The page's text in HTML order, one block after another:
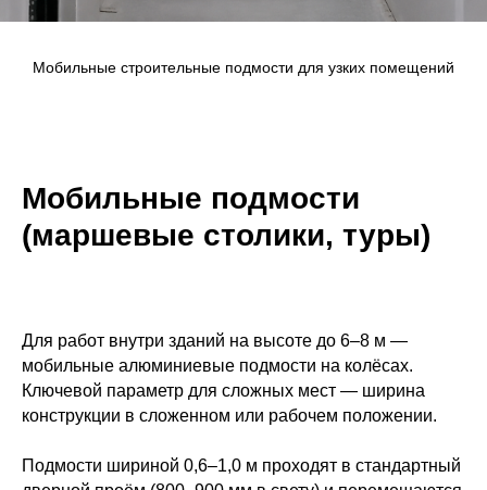
Мобильные строительные подмости для узких помещений
Мобильные подмости
(маршевые столики, туры)
Для работ внутри зданий на высоте до 6–8 м —
мобильные алюминиевые подмости на колёсах.
Ключевой параметр для сложных мест — ширина
конструкции в сложенном или рабочем положении.
Подмости шириной 0,6–1,0 м проходят в стандартный